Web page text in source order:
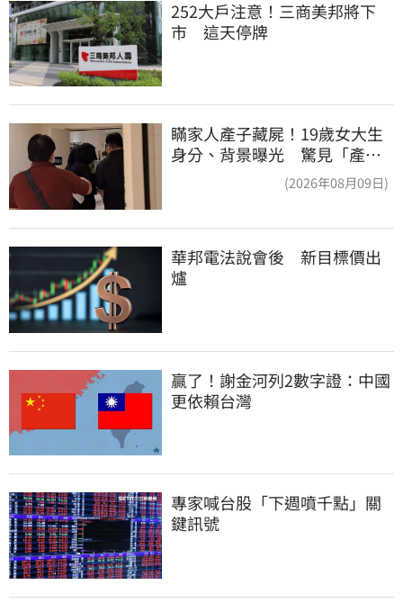
252大戶注意！三商美邦將下
市　這天停牌
瞞家人產子藏屍！19歲女大生
身分、背景曝光 驚見「產檢
(2026年08月09日)
華邦電法說會後　新目標價出
爐
贏了！謝金河列2數字證：中國
更依賴台灣
專家喊台股「下週噴千點」關
鍵訊號